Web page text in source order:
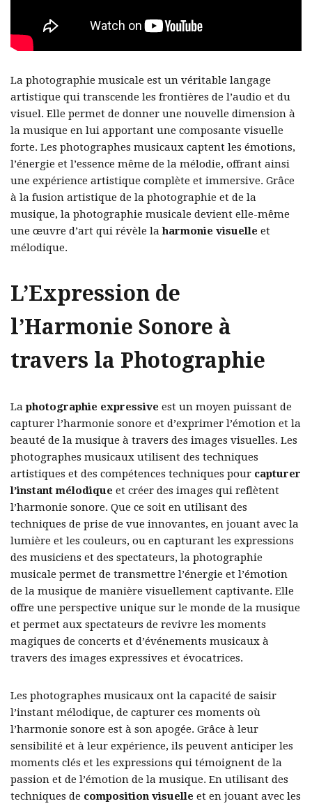
La photographie musicale est un véritable langage
artistique qui transcende les frontières de l’audio et du
visuel. Elle permet de donner une nouvelle dimension à
la musique en lui apportant une composante visuelle
forte. Les photographes musicaux captent les émotions,
l’énergie et l’essence même de la mélodie, offrant ainsi
une expérience artistique complète et immersive. Grâce
à la fusion artistique de la photographie et de la
musique, la photographie musicale devient elle-même
une œuvre d’art qui révèle laharmonie visuelle et
mélodique.
L’Expression de
l’Harmonie Sonore à
travers la Photographie
La photographie expressive est un moyen puissant de
capturer l’harmonie sonore et d’exprimer l’émotion et la
beauté de la musique à travers des images visuelles. Les
photographes musicaux utilisent des techniques
artistiques et des compétences techniques pour capturer
l’instant mélodique et créer des images qui reflètent
l’harmonie sonore. Que ce soit en utilisant des
techniques de prise de vue innovantes, en jouant avec la
lumière et les couleurs, ou en capturant les expressions
des musiciens et des spectateurs, la photographie
musicale permet de transmettre l’énergie et l’émotion
de la musique de manière visuellement captivante. Elle
offre une perspective unique sur le monde de la musique
et permet aux spectateurs de revivre les moments
magiques de concerts et d’événements musicaux à
travers des images expressives et évocatrices.
Les photographes musicaux ont la capacité de saisir
l’instant mélodique, de capturer ces moments où
l’harmonie sonore est à son apogée. Grâce à leur
sensibilité et à leur expérience, ils peuvent anticiper les
moments clés et les expressions qui témoignent de la
passion et de l’émotion de la musique. En utilisant des
techniques de composition visuelle et en jouant avec les